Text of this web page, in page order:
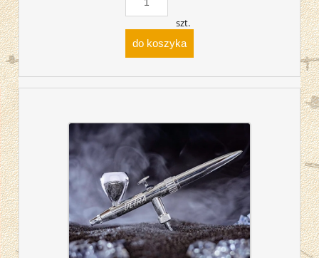
szt.
do koszyka